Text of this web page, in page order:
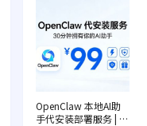
OpenClaw 本地AI助
手代安装部署服务 | 远